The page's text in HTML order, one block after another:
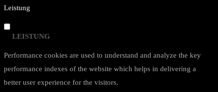
Leistung
LEISTUNG
Performance cookies are used to understand and analyze the key
performance indexes of the website which helps in delivering a
better user experience for the visitors.